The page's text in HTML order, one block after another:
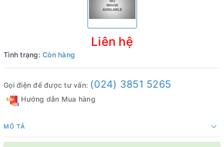
Liên hệ
Tình trạng: Còn hàng
Gọi điện để được tư vấn: (024) 3851 5265
Hướng dẫn Mua hàng
MÔ TẢ